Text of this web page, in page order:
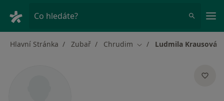
Co hledáte?
Hlavní Stránka Zubař Chrudim Změna města
Ludmila Krausová